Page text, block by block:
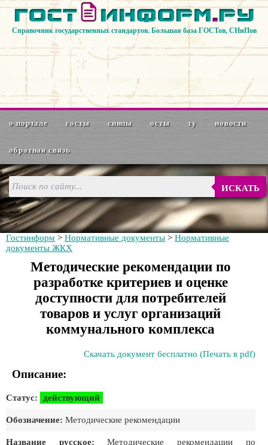
Справочник государственных стандартов. Большая база ГОСТов, СНиПов
о портале госты снипы осты ту новости
обратная связь
ИСКАТЬ
Гостинформ > Нормативные документы > Нормативные
документы ЖКХ
Методические рекомендации по
разработке критериев и оценке
доступности для потребителей
товаров и услуг организаций
коммунального комплекса
Скачать документ бесплатно (Печать в pdf)
Описание:
Статус: действующий
Обозначение: Методические рекомендации
Название русское: Методические рекомендации по